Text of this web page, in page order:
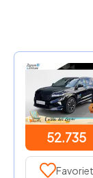
52.735
Favoriet